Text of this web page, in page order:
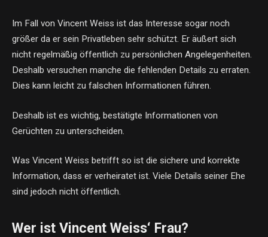
Im Fall von Vincent Weiss ist das Interesse sogar noch
größer da er sein Privatleben sehr schützt. Er äußert sich
nicht regelmäßig öffentlich zu persönlichen Angelegenheiten.
Deshalb versuchen manche die fehlenden Details zu erraten.
Dies kann leicht zu falschen Informationen führen.
Deshalb ist es wichtig, bestätigte Informationen von
Gerüchten zu unterscheiden.
Was Vincent Weiss betrifft so ist die sichere und korrekte
Information, dass er verheiratet ist. Viele Details seiner Ehe
sind jedoch nicht öffentlich.
Wer ist Vincent Weiss‘ Frau?